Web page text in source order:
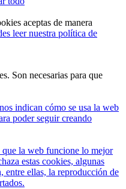
aceptas de manera
leer nuestra política de
Son necesarias para que
indican cómo se usa la web
poder seguir creando
la web funcione lo mejor
estas cookies, algunas
entre ellas, la reproducción de